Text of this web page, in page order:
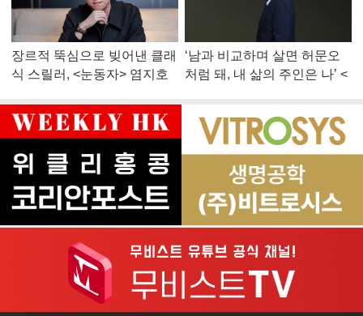
장르적 뚝심으로 빚어낸 클래
식 스릴러, <눈동자> 염지호
‘남과 비교하며 살면 허문오
처럼 돼, 내 삶의 주인은 나’ <